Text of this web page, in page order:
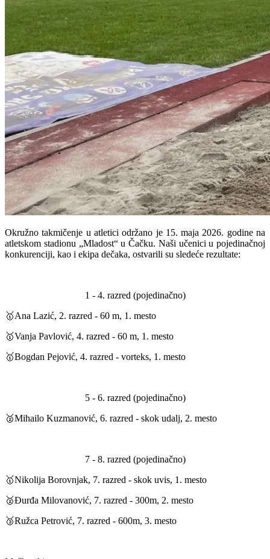
Okružno takmičenje u atletici održano je 15. maja 2026. godine na
atletskom stadionu „Mladost“ u Čačku. Naši učenici u pojedinačnoj
konkurenciji, kao i ekipa dečaka, ostvarili su sledeće rezultate:
1 - 4. razred (pojedinačno)
🥇Ana Lazić, 2. razred - 60 m, 1. mesto
🥇Vanja Pavlović, 4. razred - 60 m, 1. mesto
🥇Bogdan Pejović, 4. razred - vorteks, 1. mesto
5 - 6. razred (pojedinačno)
🥈Mihailo Kuzmanović, 6. razred - skok udalj, 2. mesto
7 - 8. razred (pojedinačno)
🥇Nikolija Borovnjak, 7. razred - skok uvis, 1. mesto
🥈Đurđa Milovanović, 7. razred - 300m, 2. mesto
🥉Ružca Petrović, 7. razred - 600m, 3. mesto